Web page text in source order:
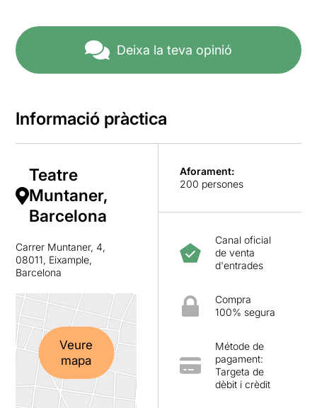
Deixa la teva opinió
Informació pràctica
Teatre
Muntaner,
Barcelona
Carrer Muntaner, 4,
08011, Eixample,
Barcelona
Veure
mapa
Aforament:
200 persones
Canal oficial
de venta
d'entrades
Compra
100% segura
Métode de
pagament:
Targeta de
dèbit i crèdit